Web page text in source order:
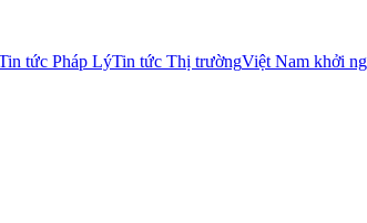
tức Pháp LýTin tức Thị trườngViệt Nam khởi